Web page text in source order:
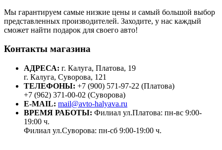
Мы гарантируем самые низкие цены и самый большой выбор
представленных производителей. Заходите, у нас каждый
сможет найти подарок для своего авто!
Контакты магазина
АДРЕСА: г. Калуга, Платова, 19
г. Калуга, Суворова, 121
ТЕЛЕФОНЫ: +7 (900) 571-97-22 (Платова)
+7 (962) 371-00-02 (Суворова)
E-MAIL: mail@avto-halyava.ru
ВРЕМЯ РАБОТЫ: Филиал ул.Платова: пн-вс 9:00-
19:00 ч.
Филиал ул.Суворова: пн-сб 9:00-19:00 ч.